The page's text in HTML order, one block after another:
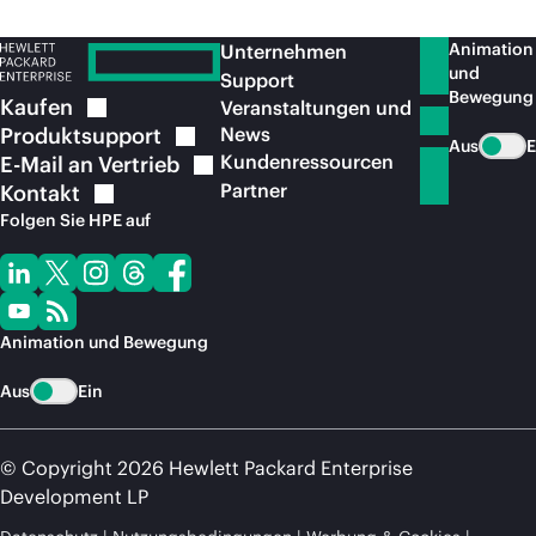
Kaufen
Produktsupport
E-Mail an Vertrieb
Kontakt
Folgen Sie HPE auf
Animation und Bewegung
Aus Ein
Unternehmen
Support
Veranstaltungen und
News
Kundenressourcen
Partner
Animation
und
Bewegung
Aus
© Copyright 2026 Hewlett Packard Enterprise
Development LP